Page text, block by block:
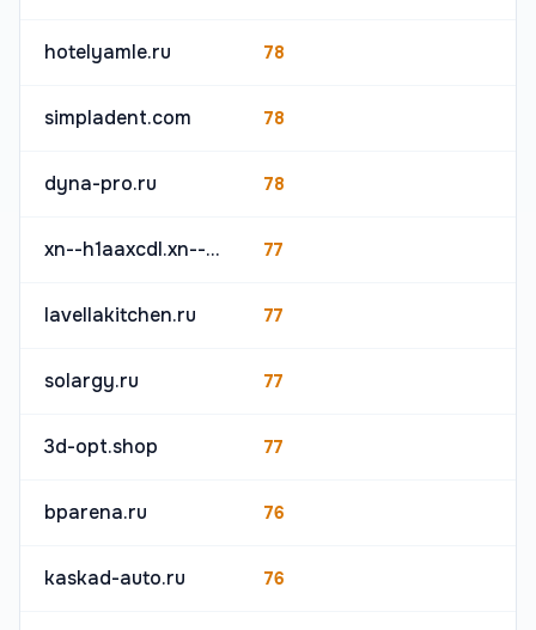
hotelyamle.ru 78
simpladent.com 78
dyna-pro.ru 78
xn--h1aaxcdl.xn--p1acf 77
lavellakitchen.ru 77
solargy.ru 77
3d-opt.shop 77
bparena.ru 76
kaskad-auto.ru 76